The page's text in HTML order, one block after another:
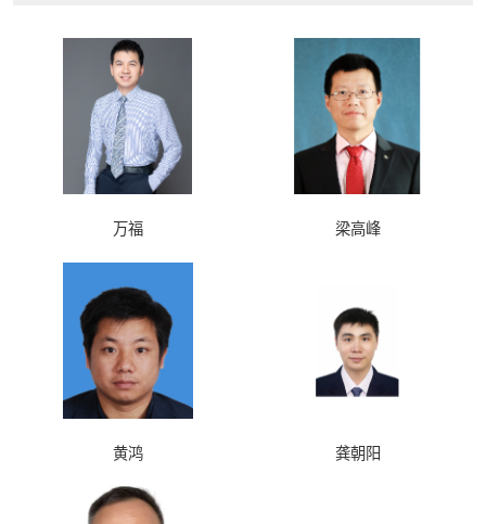
万福 梁高峰
黄鸿 龚朝阳